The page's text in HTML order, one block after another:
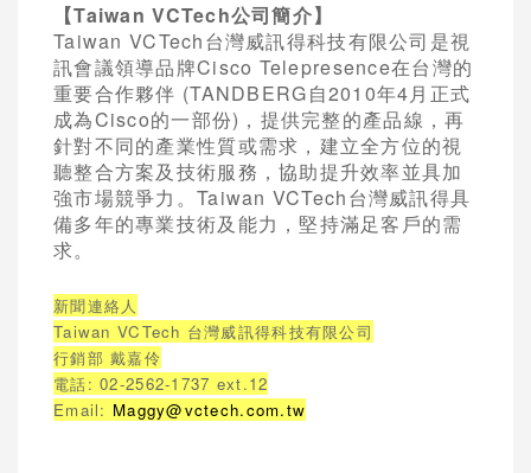
【Taiwan VCTech公司簡介】
Taiwan VCTech台灣威訊得科技有限公司是視
訊會議領導品牌Cisco Telepresence在台灣的
重要合作夥伴 (TANDBERG自2010年4月正式
成為Cisco的一部份) ，提供完整的產品線，再
針對不同的產業性質或需求，建立全方位的視
聽整合方案及技術服務，協助提升效率並具加
強市場競爭力。 Taiwan VCTech台灣威訊得具
備多年的專業技術及能力，堅持滿足客戶的需
求。
新聞連絡人
Taiwan VCTech 台灣威訊得科技有限公司
行銷部 戴嘉伶
電話: 02-2562-1737 ext.12
Email: Maggy@vctech.com.tw